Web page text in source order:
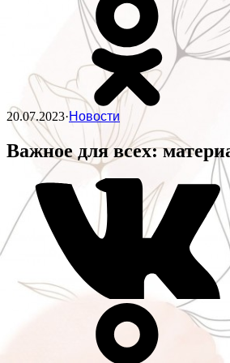
20.07.2023·Новости
Важное для всех: